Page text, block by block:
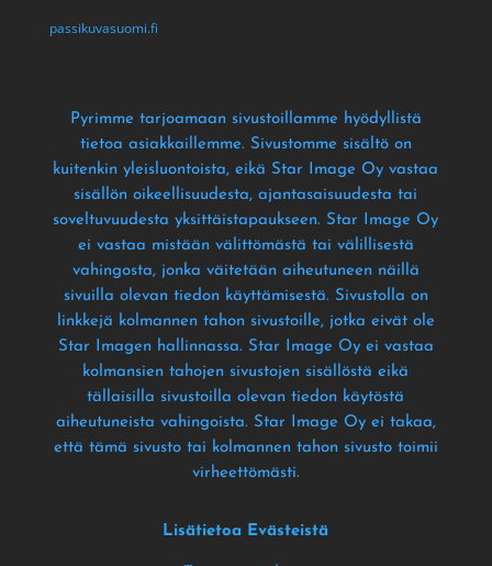
passikuvasuomi.fi
Pyrimme tarjoamaan sivustoillamme hyödyllistä
tietoa asiakkaillemme. Sivustomme sisältö on
kuitenkin yleisluontoista, eikä Star Image Oy vastaa
sisällön oikeellisuudesta, ajantasaisuudesta tai
soveltuvuudesta yksittäistapaukseen. Star Image Oy
ei vastaa mistään välittömästä tai välillisestä
vahingosta, jonka väitetään aiheutuneen näillä
sivuilla olevan tiedon käyttämisestä. Sivustolla on
linkkejä kolmannen tahon sivustoille, jotka eivät ole
Star Imagen hallinnassa. Star Image Oy ei vastaa
kolmansien tahojen sivustojen sisällöstä eikä
tällaisilla sivustoilla olevan tiedon käytöstä
aiheutuneista vahingoista. Star Image Oy ei takaa,
että tämä sivusto tai kolmannen tahon sivusto toimii
virheettömästi.
Lisätietoa Evästeistä